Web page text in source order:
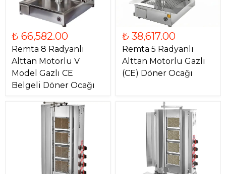
₺ 66,582.00
Remta 8 Radyanlı
Alttan Motorlu V
Model Gazlı CE
Belgeli Döner Ocağı
₺ 38,617.00
Remta 5 Radyanlı
Alttan Motorlu Gazlı
(CE) Döner Ocağı